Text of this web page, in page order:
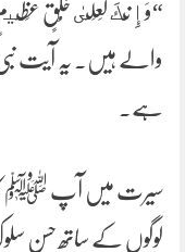
“وَإِنَّكَ لَعَلَىٰ خُلُقٍ
والے ہیں۔ یہ آیت
ہے۔
سیرت میں آپ ﷺ کا
لوگوں کے ساتھ حسنِ